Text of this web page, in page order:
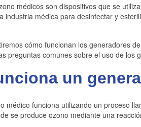
médicos son dispositivos que se
industria médica para desinfectar y
cómo funcionan los generadores
preguntas comunes sobre el uso de los
un
médico funciona utilizando un proceso
se produce ozono mediante una